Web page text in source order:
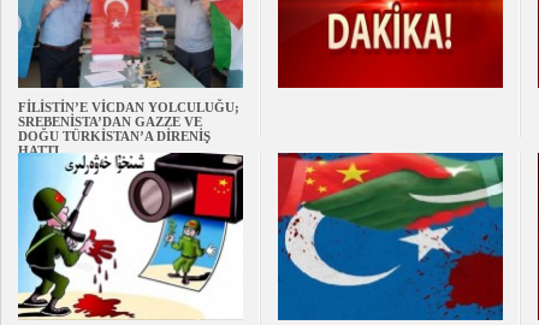
FİLİSTİN’E VİCDAN YOLCULUĞU;
SREBENİSTA’DAN GAZZE VE
DOĞU TÜRKİSTAN’A DİRENİŞ
HATTI